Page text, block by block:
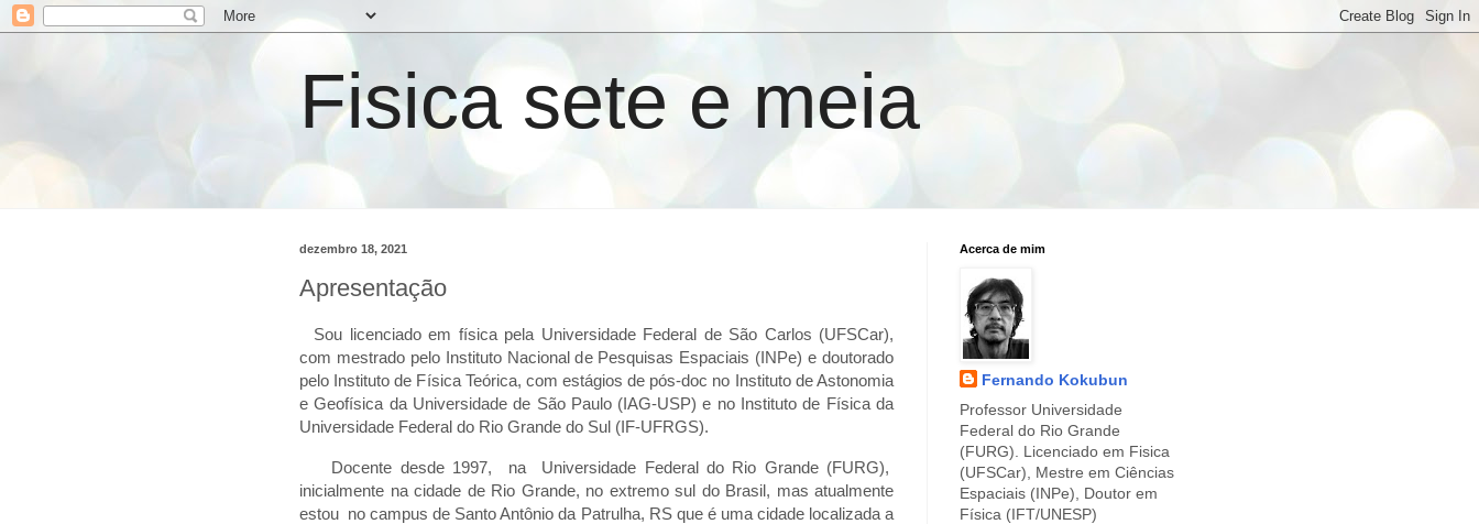
Fisica sete e meia
dezembro 18, 2021
Apresentação
Sou licenciado em física pela Universidade Federal de São Carlos (UFSCar),
com mestrado pelo Instituto Nacional de Pesquisas Espaciais (INPe) e doutorado
pelo Instituto de Física Teórica, com estágios de pós-doc no Instituto de Astonomia
e Geofísica da Universidade de São Paulo (IAG-USP) e no Instituto de Física da
Universidade Federal do Rio Grande do Sul (IF-UFRGS).
Docente desde 1997, na Universidade Federal do Rio Grande (FURG),
inicialmente na cidade de Rio Grande, no extremo sul do Brasil, mas atualmente
estou no campus de Santo Antônio da Patrulha, RS que é uma cidade localizada a
Acerca de mim
Fernando Kokubun
Professor Universidade
Federal do Rio Grande
(FURG). Licenciado em Fisica
(UFSCar), Mestre em Ciências
Espaciais (INPe), Doutor em
Física (IFT/UNESP)